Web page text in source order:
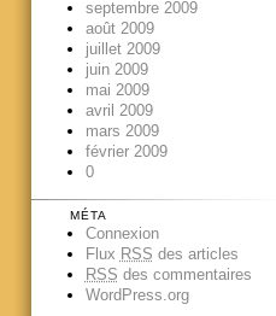
septembre 2009
août 2009
juillet 2009
juin 2009
mai 2009
avril 2009
mars 2009
février 2009
0
MÉTA
Connexion
Flux RSS des articles
RSS des commentaires
WordPress.org